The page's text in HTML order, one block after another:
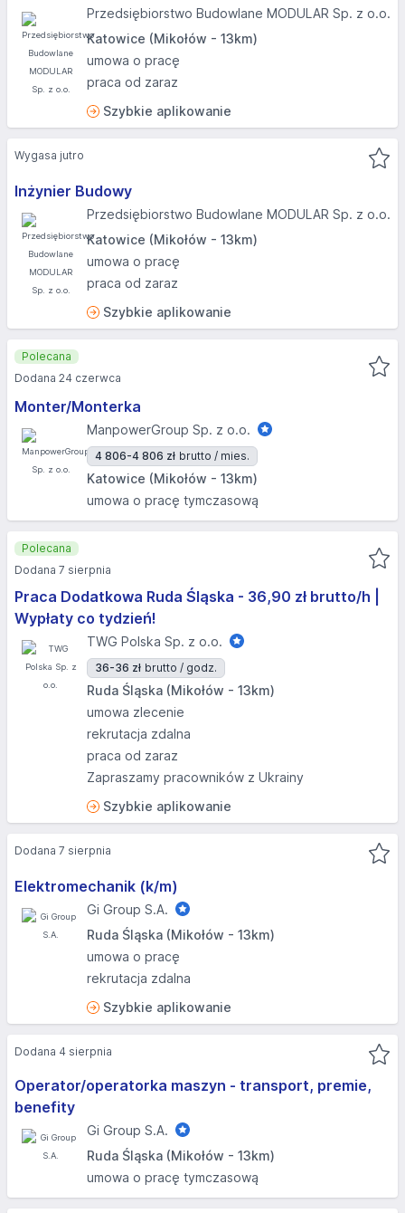
Przedsiębiorstwo Budowlane MODULAR Sp. z o.o.
Katowice (Mikołów - 13km)
umowa o pracę
praca od zaraz
Szybkie aplikowanie
Inżynier Budowy
Przedsiębiorstwo Budowlane MODULAR Sp. z o.o.
Katowice (Mikołów - 13km)
umowa o pracę
praca od zaraz
Szybkie aplikowanie
Wygasa jutro
Monter/Monterka
ManpowerGroup Sp. z o.o.
4 806-4 806 zł brutto / mies.
Katowice (Mikołów - 13km)
umowa o pracę tymczasową
Polecana
Dodana 24 czerwca
Praca Dodatkowa Ruda Śląska - 36,90 zł brutto/h |
Wypłaty co tydzień!
TWG Polska Sp. z o.o.
36-36 zł brutto / godz.
Ruda Śląska (Mikołów - 13km)
umowa zlecenie
rekrutacja zdalna
praca od zaraz
Zapraszamy pracowników z Ukrainy
Szybkie aplikowanie
Polecana
Dodana 7 sierpnia
Elektromechanik (k/m)
Gi Group S.A.
Ruda Śląska (Mikołów - 13km)
umowa o pracę
rekrutacja zdalna
Szybkie aplikowanie
Dodana 7 sierpnia
Operator/operatorka maszyn - transport, premie,
benefity
Gi Group S.A.
Ruda Śląska (Mikołów - 13km)
umowa o pracę tymczasową
Dodana 4 sierpnia